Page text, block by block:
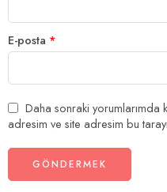
E-posta *
Daha sonraki yorumlarımda
adresim ve site adresim bu